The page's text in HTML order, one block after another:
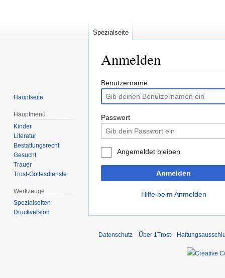
Anmelden
Zur
Navigation
springen
Zur
Suche
springen
Benutzername
Passwort
Angemeldet bleiben
Anmelden
Hilfe beim Anmelden
Spezialseite
Hauptseite
Hauptmenü
Kinder
Literatur
Bestattungsrecht
Gesucht
Trauer
Trost-Gottesdienste
Werkzeuge
Spezialseiten
Druckversion
Datenschutz Über 1Trost